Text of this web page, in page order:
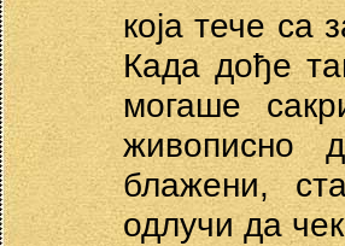
која тече са
Када дође
могаше
живописно
блажени,
одлучи да